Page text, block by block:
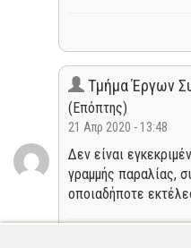
Τμήμα Έργων
(Επόπτης)
21 Απρ 2020 - 13:48
Δεν είναι
γραμμής παραλίας,
οποιαδήποτε